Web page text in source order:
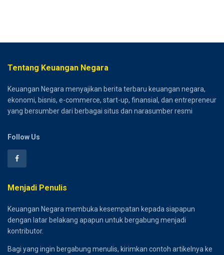
Tentang Keuangan Negara
Keuangan Negara menyajikan berita terbaru keuangan negara,
ekonomi, bisnis, e-commerce, start-up, finansial, dan entrepreneur
yang bersumber dari berbagai situs dan narasumber resmi
Follow Us
Menjadi Penulis
Keuangan Negara membuka kesempatan kepada siapapun
dengan latar belakang apapun untuk bergabung menjadi
kontributor.
Bagi yang ingin bergabung menulis, kirimkan contoh artikelnya ke